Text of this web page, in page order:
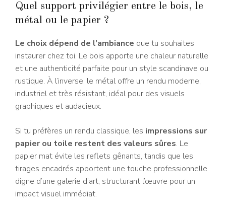
Quel support privilégier entre le bois, le
métal ou le papier ?
Le choix dépend de l’ambiance que tu souhaites
instaurer chez toi. Le bois apporte une chaleur naturelle
et une authenticité parfaite pour un style scandinave ou
rustique. À l’inverse, le métal offre un rendu moderne,
industriel et très résistant, idéal pour des visuels
graphiques et audacieux.
Si tu préfères un rendu classique, les impressions sur
papier ou toile restent des valeurs sûres. Le
papier mat évite les reflets gênants, tandis que les
tirages encadrés apportent une touche professionnelle
digne d’une galerie d’art, structurant l’œuvre pour un
impact visuel immédiat.